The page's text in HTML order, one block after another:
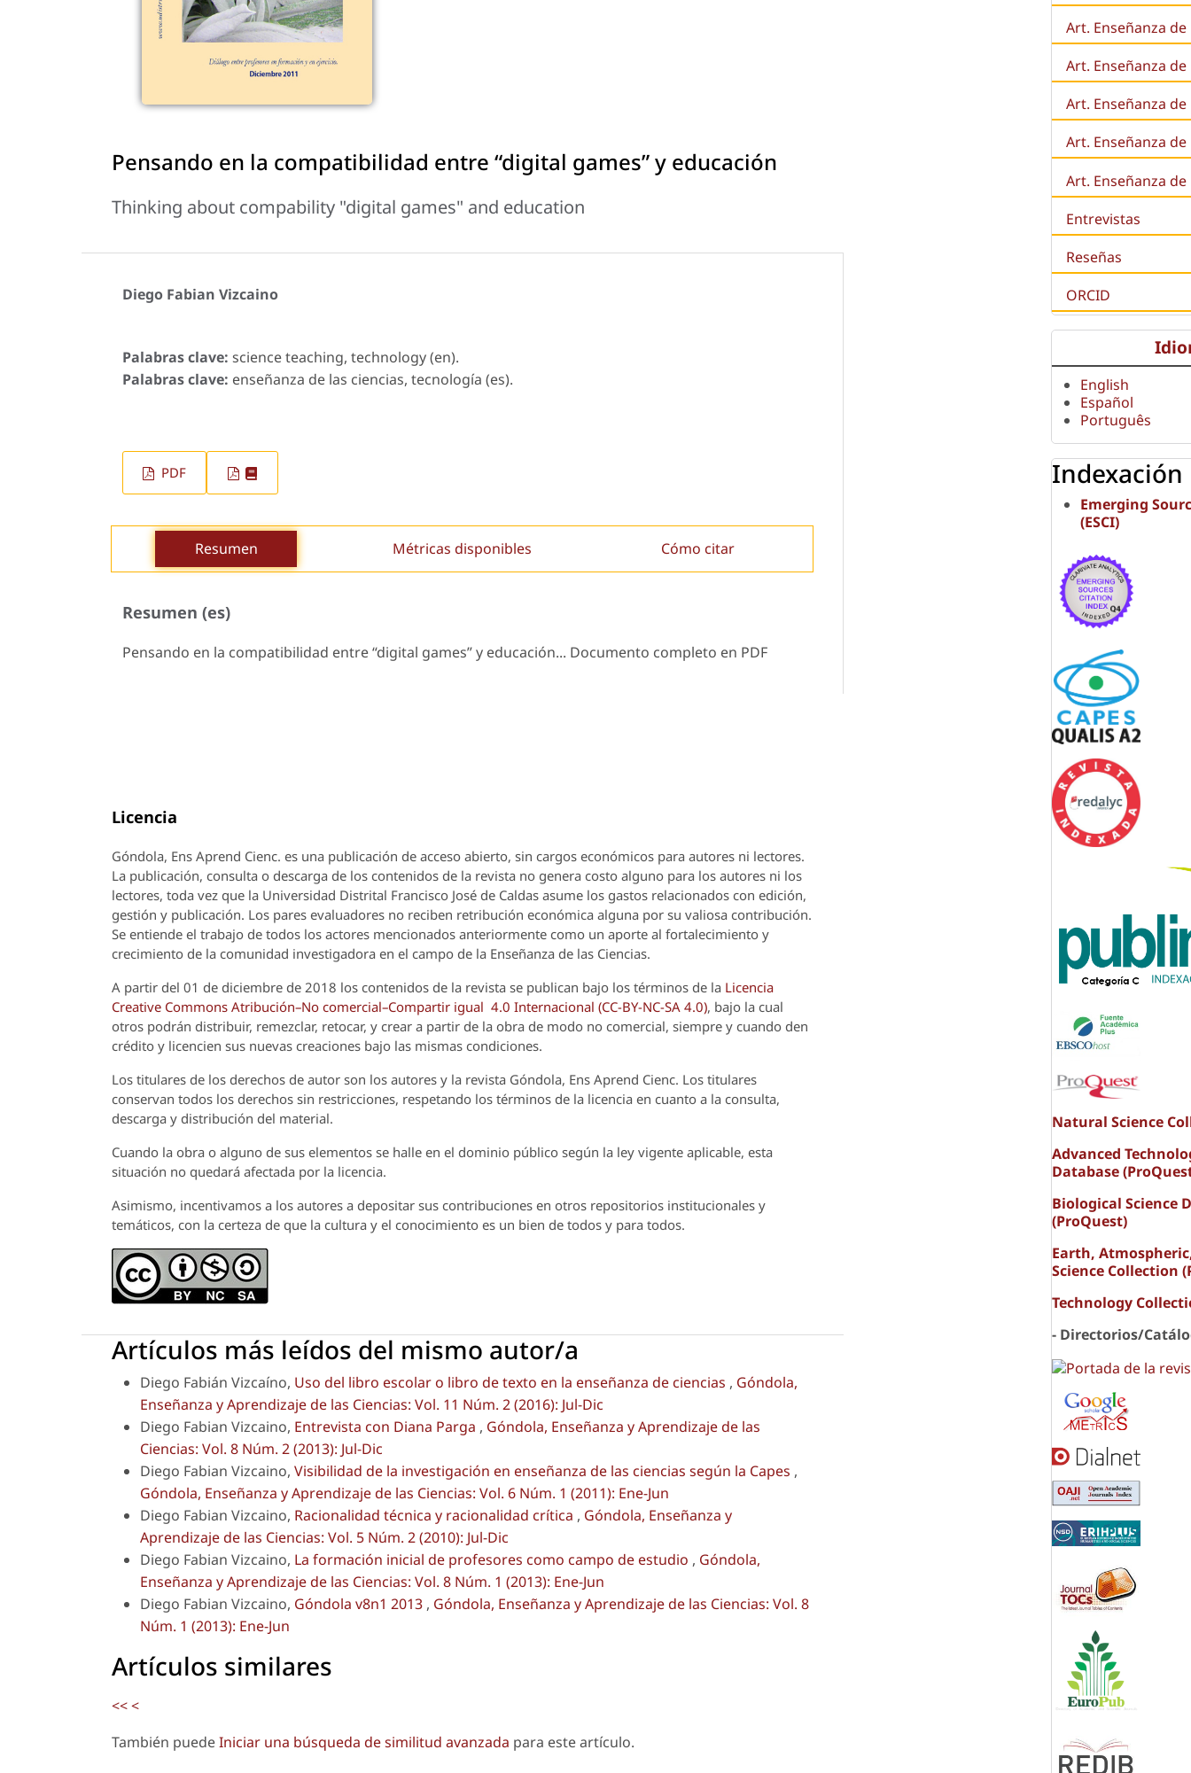
Pensando en la compatibilidad entre “digital games” y educación
Thinking about compability "digital games" and education
Diego Fabian Vizcaino
Palabras clave: science teaching, technology (en).
Palabras clave: enseñanza de las ciencias, tecnología (es).
PDF
Resumen Métricas disponibles Cómo citar
Resumen (es)
Pensando en la compatibilidad entre “digital games” y educación... Documento completo en PDF
Licencia
Góndola, Ens Aprend Cienc. es una publicación de acceso abierto, sin cargos económicos para autores ni lectores.
La publicación, consulta o descarga de los contenidos de la revista no genera costo alguno para los autores ni los
lectores, toda vez que la Universidad Distrital Francisco José de Caldas asume los gastos relacionados con edición,
gestión y publicación. Los pares evaluadores no reciben retribución económica alguna por su valiosa contribución.
Se entiende el trabajo de todos los actores mencionados anteriormente como un aporte al fortalecimiento y
crecimiento de la comunidad investigadora en el campo de la Enseñanza de las Ciencias.
A partir del 01 de diciembre de 2018 los contenidos de la revista se publican bajo los términos de la Licencia
Creative Commons Atribución–No comercial–Compartir igual 4.0 Internacional (CC-BY-NC-SA 4.0), bajo la cual
otros podrán distribuir, remezclar, retocar, y crear a partir de la obra de modo no comercial, siempre y cuando den
crédito y licencien sus nuevas creaciones bajo las mismas condiciones.
Los titulares de los derechos de autor son los autores y la revista Góndola, Ens Aprend Cienc. Los titulares
conservan todos los derechos sin restricciones, respetando los términos de la licencia en cuanto a la consulta,
descarga y distribución del material.
Cuando la obra o alguno de sus elementos se halle en el dominio público según la ley vigente aplicable, esta
situación no quedará afectada por la licencia.
Asimismo, incentivamos a los autores a depositar sus contribuciones en otros repositorios institucionales y
temáticos, con la certeza de que la cultura y el conocimiento es un bien de todos y para todos.
Artículos más leídos del mismo autor/a
Diego Fabián Vizcaíno, Uso del libro escolar o libro de texto en la enseñanza de ciencias , Góndola,
Enseñanza y Aprendizaje de las Ciencias: Vol. 11 Núm. 2 (2016): Jul-Dic
Diego Fabian Vizcaino, Entrevista con Diana Parga , Góndola, Enseñanza y Aprendizaje de las
Ciencias: Vol. 8 Núm. 2 (2013): Jul-Dic
Diego Fabian Vizcaino, Visibilidad de la investigación en enseñanza de las ciencias según la Capes ,
Góndola, Enseñanza y Aprendizaje de las Ciencias: Vol. 6 Núm. 1 (2011): Ene-Jun
Diego Fabian Vizcaino, Racionalidad técnica y racionalidad crítica , Góndola, Enseñanza y
Aprendizaje de las Ciencias: Vol. 5 Núm. 2 (2010): Jul-Dic
Diego Fabian Vizcaino, La formación inicial de profesores como campo de estudio , Góndola,
Enseñanza y Aprendizaje de las Ciencias: Vol. 8 Núm. 1 (2013): Ene-Jun
Diego Fabian Vizcaino, Góndola v8n1 2013 , Góndola, Enseñanza y Aprendizaje de las Ciencias: Vol. 8
Núm. 1 (2013): Ene-Jun
Artículos similares
<<<
También puedeIniciar una búsqueda de similitud avanzada para este artículo.
Art. Enseñanza
Art. Enseñanza de
Art. Enseñanza de
Art. Enseñanza
Art. Enseñanza
Entrevistas
Reseñas
ORCID
English
Español
Português
Indexación
Emerging
(ESCI)
Natural Science
Advanced
Database
Biological Science
(ProQuest)
Earth,
Science Collection
Technology
- Directorios/